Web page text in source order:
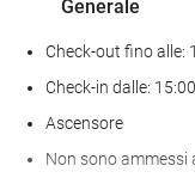
Generale
Check-out fino alle:
Check-in dalle: 15:00
Ascensore
Non sono ammessi